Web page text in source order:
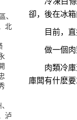
卻，後在冰
目前，
做一個肉
肉類冷
庫闆有什麽
、
北
泸